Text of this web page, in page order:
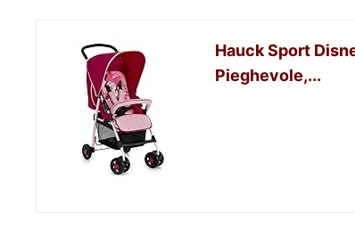
Hauck Sport
Pieghevole,...